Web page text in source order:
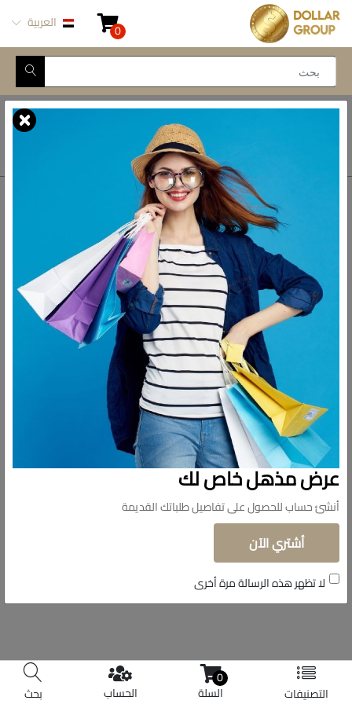
0 العربية
التصنيفات
0
السلة الحساب بحث
Closed for Maintenance
رواد الادوات المنزلية فى مصر
أتصل بنا
أحصل على الاتجاهات
ش المدينة المنورة -
محور طه حسين, 69 طه
حسين النزهة الجديدة -
القاهرة
البريد الالكتروني
info@dollar-group.com
تابعونا
© حقوق الملكية 2026 دولار للاستيراد.
تم التطوير بواسطة
عرض مذهل خاص لك
أنشئ حساب للحصول على تفاصيل طلباتك القديمة
أشتري الآن
لا تظهر هذه الرسالة مرة أخرى